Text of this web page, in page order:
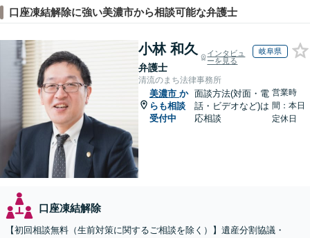
口座凍結解除に強い美濃市から相談可能な弁護士
小林 和久
弁護士
インタビュ
ーを見る
岐阜県
清流のまち法律事務所
美濃市 か
らも相談
受付中
面談方法(対面・電
話・ビデオなど)は
応相談
営業時
間：本日
定休日
口座凍結解除
【初回相談無料（生前対策に関するご相談を除く）】遺産分割協議・